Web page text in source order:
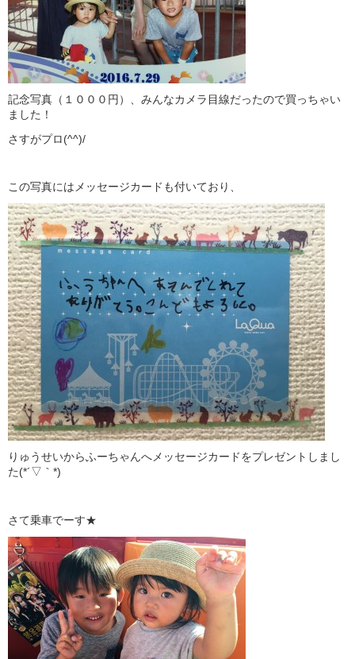
記念写真（１０００円）、みんなカメラ目線だったので買っちゃい
ました！
さすがプロ(^^)/
この写真にはメッセージカードも付いており、
りゅうせいからふーちゃんへメッセージカードをプレゼントしまし
た(*´▽｀*)
さて乗車でーす★